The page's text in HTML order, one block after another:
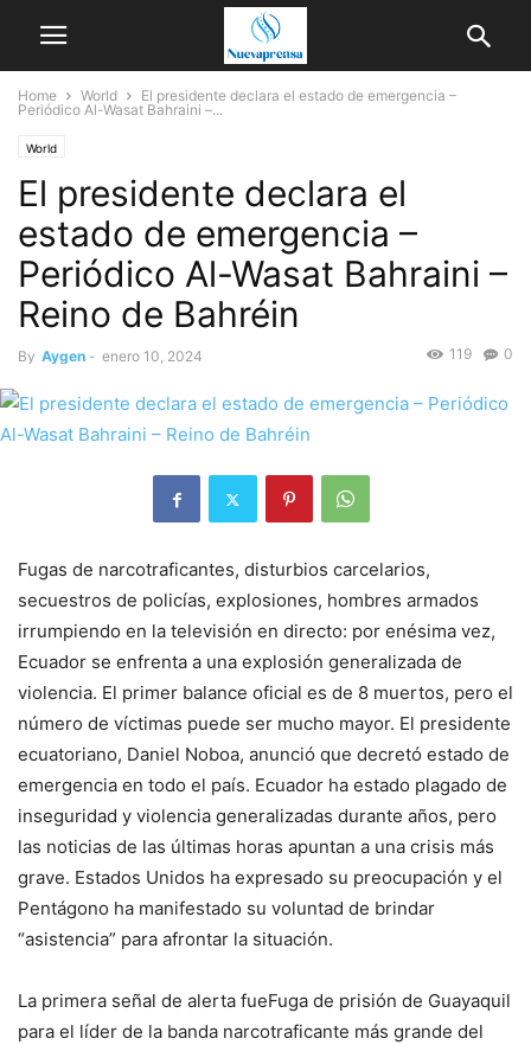
Home World
El presidente declara el estado de emergencia –
Periódico Al-Wasat Bahraini –...
World
El presidente declara el
estado de emergencia –
Periódico Al-Wasat Bahraini –
Reino de Bahréin
By Aygen - enero 10, 2024 0
119
Fugas de narcotraficantes, disturbios carcelarios,
secuestros de policías, explosiones, hombres armados
irrumpiendo en la televisión en directo: por enésima vez,
Ecuador se enfrenta a una explosión generalizada de
violencia. El primer balance oficial es de 8 muertos, pero el
número de víctimas puede ser mucho mayor. El presidente
ecuatoriano, Daniel Noboa, anunció que decretó estado de
emergencia en todo el país. Ecuador ha estado plagado de
inseguridad y violencia generalizadas durante años, pero
las noticias de las últimas horas apuntan a una crisis más
grave. Estados Unidos ha expresado su preocupación y el
Pentágono ha manifestado su voluntad de brindar
“asistencia” para afrontar la situación.
La primera señal de alerta fueFuga de prisión de Guayaquil
para el líder de la banda narcotraficante más grande del